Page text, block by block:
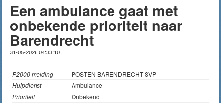
Een ambulance gaat met
onbekende prioriteit naar
Barendrecht
31-05-2026 04:33:10
P2000 melding
POSTEN BARENDRECHT SVP
Hulpdienst
Ambulance
Prioriteit
Onbekend